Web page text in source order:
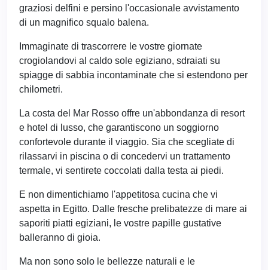
graziosi delfini e persino l'occasionale avvistamento
di un magnifico squalo balena.
Immaginate di trascorrere le vostre giornate
crogiolandovi al caldo sole egiziano, sdraiati su
spiagge di sabbia incontaminate che si estendono per
chilometri.
La costa del Mar Rosso offre un'abbondanza di resort
e hotel di lusso, che garantiscono un soggiorno
confortevole durante il viaggio. Sia che scegliate di
rilassarvi in piscina o di concedervi un trattamento
termale, vi sentirete coccolati dalla testa ai piedi.
E non dimentichiamo l'appetitosa cucina che vi
aspetta in Egitto. Dalle fresche prelibatezze di mare ai
saporiti piatti egiziani, le vostre papille gustative
balleranno di gioia.
Ma non sono solo le bellezze naturali e le